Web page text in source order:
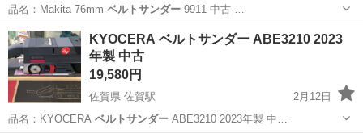
品名：Makita 76mm ベルトサンダー 9911 中古 …
佐賀 佐賀市 佐賀駅 その他 ベルトサンダー
KYOCERA ベルトサンダー ABE3210 2023
年製 中古
19,580円
佐賀県 佐賀駅
2月12日
品名：KYOCERA ベルトサンダーABE3210 2023年製 中…